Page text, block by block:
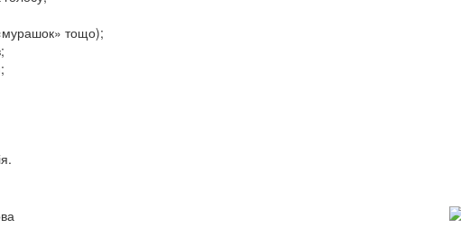
тощо);